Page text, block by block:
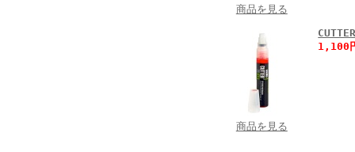
商品を見る
商品を見る
1,100